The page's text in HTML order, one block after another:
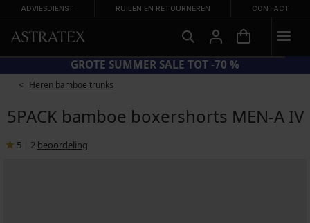
ADVIESDIENST RUILEN EN RETOURNEREN CONTACT
GROTE SUMMER SALE TOT -70 %
Heren bamboe trunks
5PACK bamboe boxershorts MEN-A IV
5 2 beoordeling